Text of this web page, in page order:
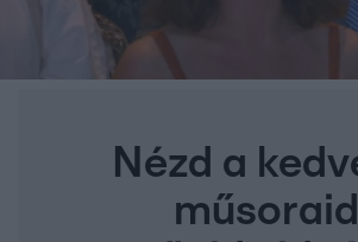
Nézd a
műsoraid